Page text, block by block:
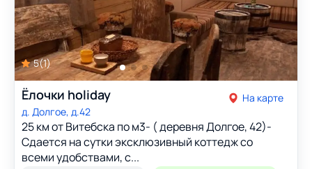
5(1)
Ёлочки holiday
д. Долгое, д.42
На карте
25 км от Витебска по м3- ( деревня Долгое, 42)-
Сдается на сутки эксклюзивный коттедж со
всеми удобствами, с...